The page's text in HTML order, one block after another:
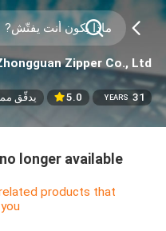
Zipper Co., Ltd.
31
YEARS
5.0 يدقّق
longer available.
products that